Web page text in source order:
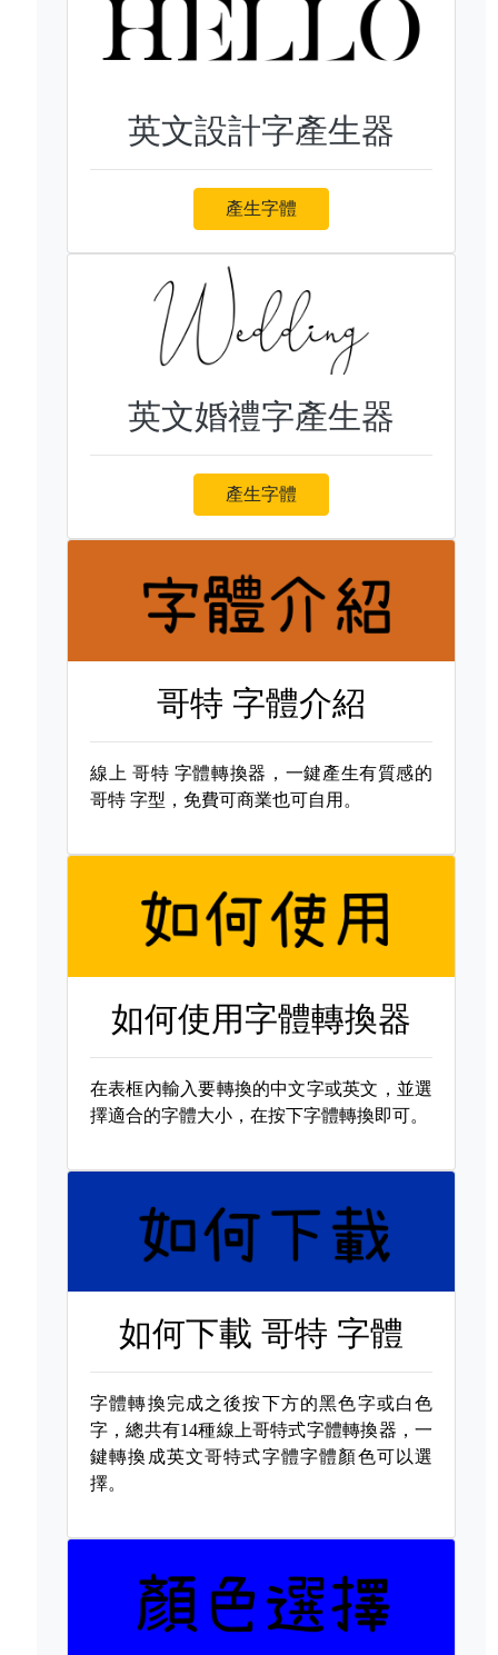
英文設計字產生器
產生字體
英文婚禮字產生器
產生字體
哥特 字體介紹
線上 哥特 字體轉換器，一鍵產生有質感的
哥特 字型，免費可商業也可自用。
如何使用字體轉換器
在表框內輸入要轉換的中文字或英文，並選
擇適合的字體大小，在按下字體轉換即可。
如何下載哥特 字體
字體轉換完成之後按下方的黑色字或白色
字，總共有14種線上哥特式字體轉換器，一
鍵轉換成英文哥特式字體字體顏色可以選
擇。